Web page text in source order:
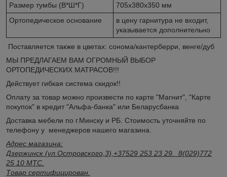
Размер тумбы (В*Ш*Г)
705х380х350 мм
Ортопедическое основание
в цену гарнитура не входит,
указывается дополнительно
Поставляется также в цветах: сонома/кантерберри, венге/дуб
МЫ ПРЕДЛАГАЕМ ВАМ ОГРОМНЫЙ ВЫБОР
ОРТОПЕДИЧЕСКИХ МАТРАСОВ!!!
Действует гибкая система скидок!!
Оплату за товар можно произвести по карте "Магнит", "Карте
покупок" в кредит "Альфа-банка" или Беларусбанка
Доставка мебели по г.Минску и РБ. Стоимость уточняйте по
телефону у менеджеров нашего магазина.
Адрес магазина:
Дзержинск (ул.Островского,3),+37529 253 23 29. 8(029)772
25 10 МТС.
Товар сертифицирован.